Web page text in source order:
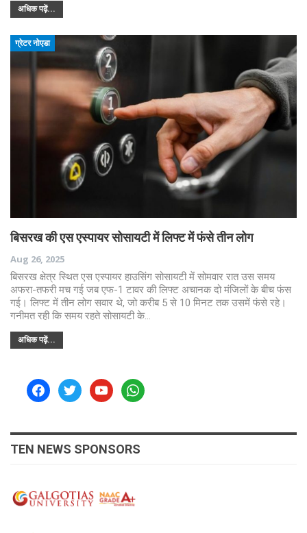
अधिक पढ़ें...
ग्रेटर नोएडा
बिसरख की एस एस्पायर सोसायटी में लिफ्ट में फंसे तीन लोग
Aug 26, 2025
बिसरख क्षेत्र स्थित एस एस्पायर हाउसिंग सोसायटी में सोमवार रात उस समय
अफरा-तफरी मच गई जब एफ-1 टावर की लिफ्ट अचानक दो मंजिलों के बीच फंस
गई। लिफ्ट में तीन लोग सवार थे, जो करीब 5 से 10 मिनट तक उसमें फंसे रहे।
गनीमत रही कि समय रहते सोसायटी के…
अधिक पढ़ें...
facebooktwitteryoutubewhatsapp
TEN NEWS SPONSORS